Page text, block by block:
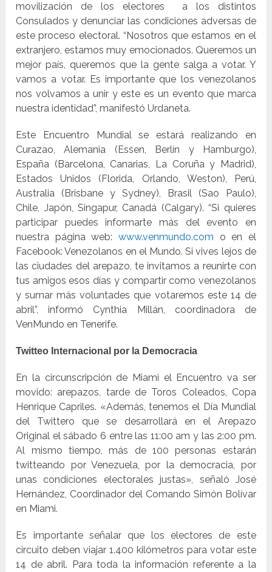
movilización de los electores a los distintos
Consulados y denunciar las condiciones adversas de
este proceso electoral. “Nosotros que estamos en el
extranjero, estamos muy emocionados. Queremos un
mejor país, queremos que la gente salga a votar. Y
vamos a votar. Es importante que los venezolanos
nos volvamos a unir y este es un evento que marca
nuestra identidad”, manifestó Urdaneta.
Este Encuentro Mundial se estará realizando en
Curazao, Alemania (Essen, Berlín y Hamburgo),
España (Barcelona, Canarias, La Coruña y Madrid),
Estados Unidos (Florida, Orlando, Weston), Perú,
Australia (Brisbane y Sydney), Brasil (Sao Paulo),
Chile, Japón, Singapur, Canadá (Calgary). “Si quieres
participar puedes informarte más del evento en
nuestra página web: www.venmundo.com o en el
Facebook: Venezolanos en el Mundo. Si vives lejos de
las ciudades del arepazo, te invitamos a reunirte con
tus amigos esos días y compartir como venezolanos
y sumar más voluntades que votaremos este 14 de
abril”, informó Cynthia Millán, coordinadora de
VenMundo en Tenerife.
Twitteo Internacional por la Democracia
En la circunscripción de Miami el Encuentro va ser
movido: arepazos, tarde de Toros Coleados, Copa
Henrique Capriles. «Además, tenemos el Día Mundial
del Twittero que se desarrollará en el Arepazo
Original el sábado 6 entre las 11:00 am y las 2:00 pm.
Al mismo tiempo, más de 100 personas estarán
twitteando por Venezuela, por la democracia, por
unas condiciones electorales justas», señaló José
Hernández, Coordinador del Comando Simón Bolívar
en Miami.
Es importante señalar que los electores de este
circuito deben viajar 1.400 kilómetros para votar este
14 de abril. Para toda la información referente a la